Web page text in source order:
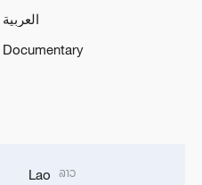
العربية
Documentary
Lao ລາວ